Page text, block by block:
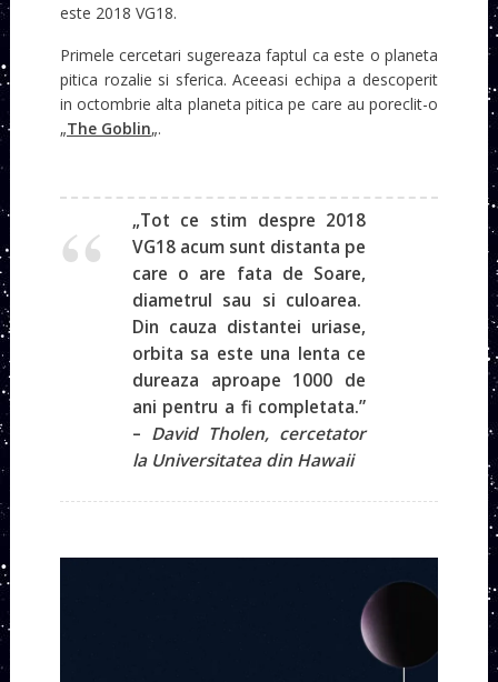
este 2018 VG18.
Primele cercetari sugereaza faptul ca este o planeta
pitica rozalie si sferica. Aceeasi echipa a descoperit
in octombrie alta planeta pitica pe care au poreclit-o
„The Goblin„.
„Tot ce stim despre 2018
VG18 acum sunt distanta pe
care o are fata de Soare,
diametrul sau si culoarea.
Din cauza distantei uriase,
orbita sa este una lenta ce
dureaza aproape 1000 de
ani pentru a fi completata.”
– David Tholen, cercetator
la Universitatea din Hawaii